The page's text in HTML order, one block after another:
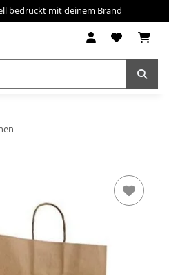
bedruckt mit deinem Brand